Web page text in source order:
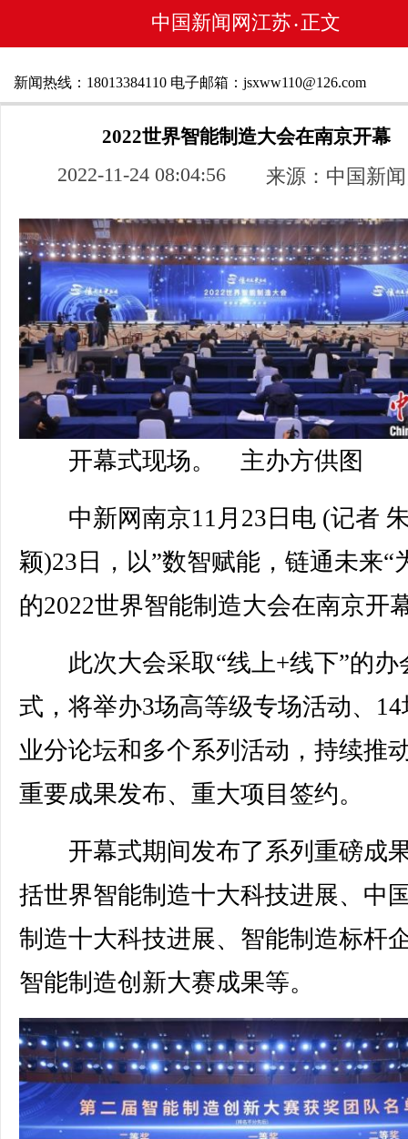
中国新闻网江苏 • 正文
新闻热线：18013384110 电子邮箱：jsxww110@126.com
2022世界智能制造大会在南京开幕
2022-11-24 08:04:56 来源：中国新
开幕式现场。 主办方供图
中新网南京11月23日电 (记者
颖)23日，以”数智赋能，链通未来“
的2022世界智能制造大会在南京开
此次大会采取“线上+线下”的办
式，将举办3场高等级专场活动、14
业分论坛和多个系列活动，持续推
重要成果发布、重大项目签约。
开幕式期间发布了系列重磅成
括世界智能制造十大科技进展、中
制造十大科技进展、智能制造标杆
智能制造创新大赛成果等。